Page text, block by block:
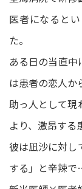
医者になると
た。
ある日の当直
は患者の恋人か
助っ人として現
より、激昂する
彼は凪沙に対し
する」と辛辣